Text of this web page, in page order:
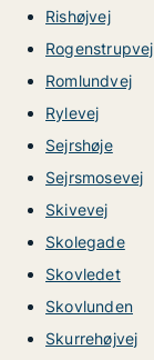
Rishøjvej
Rogenstrupvej
Romlundvej
Rylevej
Sejrshøje
Sejrsmosevej
Skivevej
Skolegade
Skovledet
Skovlunden
Skurrehøjvej